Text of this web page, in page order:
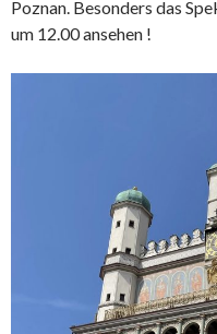
Poznan. Besonders das
um 12.00 ansehen !